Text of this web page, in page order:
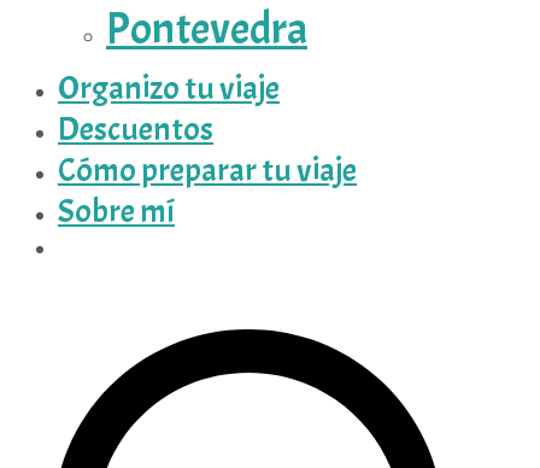
Pontevedra
Organizo tu viaje
Descuentos
Cómo preparar tu viaje
Sobre mí